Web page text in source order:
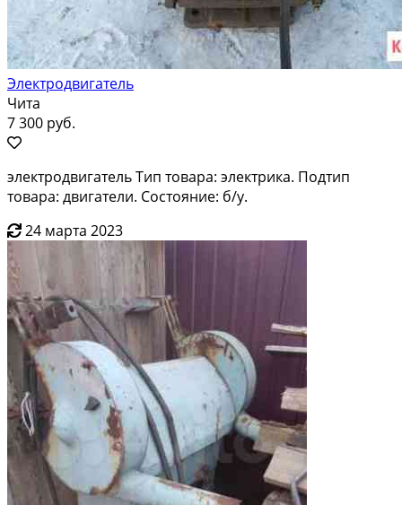
Электродвигатель
Чита
7 300 руб.
электродвигатель Тип товара: электрика. Подтип
товара: двигатели. Состояние: б/у.
24 марта 2023